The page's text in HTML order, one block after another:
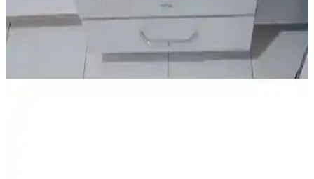
Dekomonte Ayaklı Siyah Kulplu Ankastre Modül
Dolap - İşlevsel ve Şık Tasarım
Dekomonte ayaklı ankastre dolap, siyah kulplu ayarlı tasarımı ve
suntalam malzemesiyle mutfaklarda şıklık ve işlevsellik sunar. Kolay
montaj ve standart ankastre ürünlerle uyumludur.